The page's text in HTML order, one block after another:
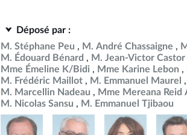
Déposé par :
M. Stéphane Peu
M. André Chassaigne
M. Édouard Bénard
M. Jean-Victor Castor
Mme Émeline K/Bidi
Mme Karine Lebon
M. Frédéric Maillot
M. Emmanuel Maurel
M. Marcellin Nadeau
Mme Mereana Reid
M. Nicolas Sansu
M. Emmanuel Tjibaou